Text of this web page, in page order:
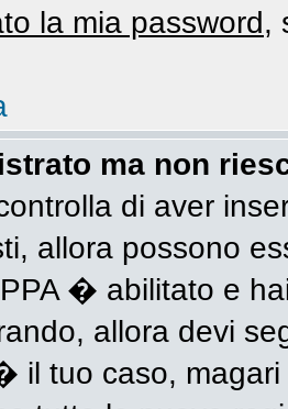
la mia password,
ma non
di aver
allora possono
� abilitato e
allora devi
il tuo caso,